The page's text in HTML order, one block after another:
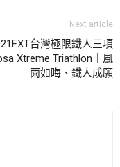
Next article
台灣極限鐵人三項
Xtreme Triathlon｜風
雨如晦、鐵人成願